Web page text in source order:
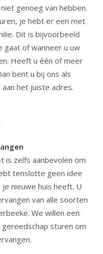
genoeg van hebben.
je hebt er een met
Dit is bijvoorbeeld
gaat of wanneer u uw
Heeft u één of meer
bent u bij ons als
het juiste adres.
is zelfs aanbevolen om
tenslotte geen idee
nieuwe huis heeft. U
van alle soorten
We willen een
sturen om